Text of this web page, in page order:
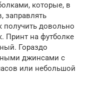
которые, в
заправлять
получить довольно
Принт на футболке
Гораздо
джинсами с
или небольшой